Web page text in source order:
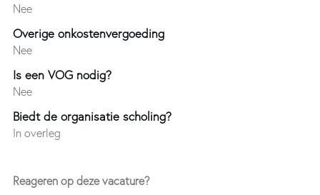
Nee
Overige onkostenvergoeding
Nee
Is een VOG nodig?
Nee
Biedt de organisatie scholing?
In overleg
Reageren op deze vacature?